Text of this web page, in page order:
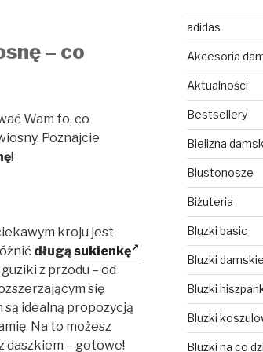
– co
Wam to, co
Poznajcie
!
kroju jest
długąsukienkę
z przodu – od
się
idealną propozycją
Na to możesz
daszkiem – gotowe!
adidas
Akcesoria
Aktualności
Bestsellery
Bielizna
Biustonosze
Biżuteria
Bluzki basic
Bluzki damskie
Bluzki
Bluzki
Bluzki na co